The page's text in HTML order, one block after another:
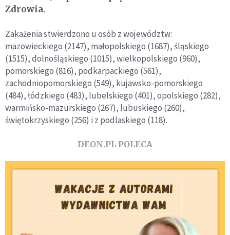
Zdrowia.
Zakażenia stwierdzono u osób z województw:
mazowieckiego (2147), małopolskiego (1687), śląskiego
(1515), dolnośląskiego (1015), wielkopolskiego (960),
pomorskiego (816), podkarpackiego (561),
zachodniopomorskiego (549), kujawsko-pomorskiego
(484), łódzkiego (483), lubelskiego (401), opolskiego (282),
warmińsko-mazurskiego (267), lubuskiego (260),
świętokrzyskiego (256) i z podlaskiego (118).
DEON.PL POLECA